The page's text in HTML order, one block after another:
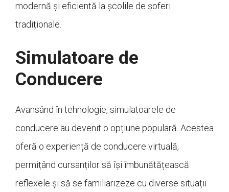
modernă și eficientă la școlile de șoferi
tradiționale.
Simulatoare de
Conducere
Avansând în tehnologie, simulatoarele de
conducere au devenit o opțiune populară. Acestea
oferă o experiență de conducere virtuală,
permițând cursanților să își îmbunătățească
reflexele și să se familiarizeze cu diverse situații